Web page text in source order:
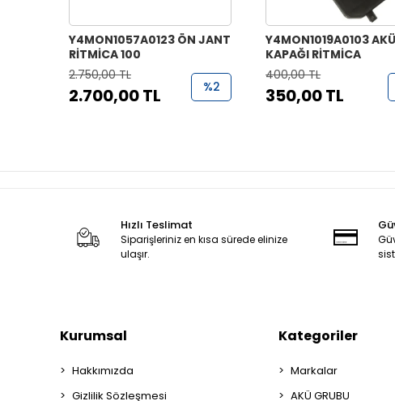
Y4MON1057A0123 ÖN JANT
RİTMİCA 100
2.750,00 TL
2.700,00 TL %2
Y4MON1019A0103 AKÜ
KAPAĞI RİTMİCA
400,00 TL
350,00 TL
Hızlı Teslimat
Siparişleriniz en kısa sürede elinize
ulaşır.
Kurumsal
Hakkımızda
Gizlilik Sözleşmesi
Kategoriler
Markalar
AKÜ GRUBU